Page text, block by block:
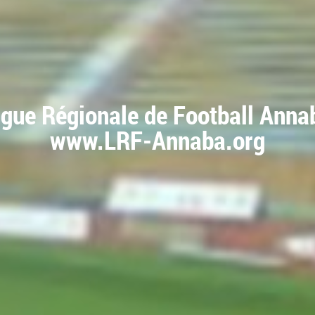
Régionale de Football
www.LRF-Annaba.org